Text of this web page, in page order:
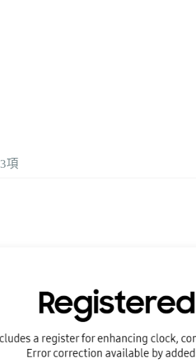
3項